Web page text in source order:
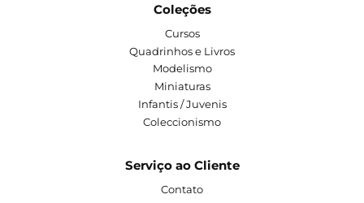
Coleções
Cursos
Quadrinhos e Livros
Modelismo
Miniaturas
Infantis / Juvenis
Coleccionismo
Serviço ao Cliente
Contato